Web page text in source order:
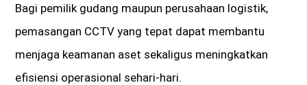
Bagi pemilik gudang maupun perusahaan logistik,
pemasangan CCTV yang tepat dapat membantu
menjaga keamanan aset sekaligus meningkatkan
efisiensi operasional sehari-hari.